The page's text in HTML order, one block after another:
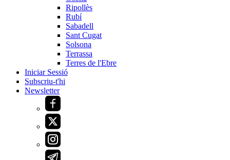
Ripollès
Rubí
Sabadell
Sant Cugat
Solsona
Terrassa
Terres de l'Ebre
Iniciar Sessió
Subscriu-t'hi
Newsletter